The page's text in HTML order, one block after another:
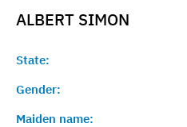
ALBERT SIMON
State:
Gender:
Maiden name: